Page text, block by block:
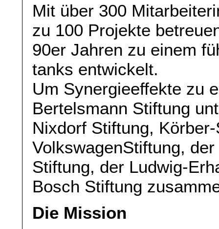
Mit über 300
zu 100 Projekte
90er Jahren zu einem
tanks entwickelt.
Um Synergieeffekte zu
Bertelsmann Stiftung
Nixdorf Stiftung,
VolkswagenStiftung,
Stiftung, der Ludwig-
Bosch Stiftung
Die Mission